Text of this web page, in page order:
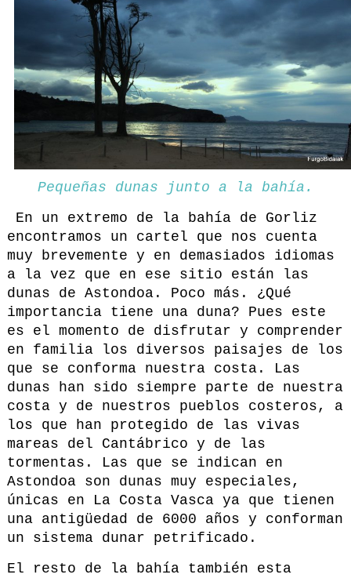
Pequeñas dunas junto a la bahía.
En un extremo de la bahía de Gorliz
encontramos un cartel que nos cuenta
muy brevemente y en demasiados idiomas
a la vez que en ese sitio están las
dunas de Astondoa. Poco más. ¿Qué
importancia tiene una duna? Pues este
es el momento de disfrutar y comprender
en familia los diversos paisajes de los
que se conforma nuestra costa. Las
dunas han sido siempre parte de nuestra
costa y de nuestros pueblos costeros, a
los que han protegido de las vivas
mareas del Cantábrico y de las
tormentas. Las que se indican en
Astondoa son dunas muy especiales,
únicas en La Costa Vasca ya que tienen
una antigüedad de 6000 años y conforman
un sistema dunar petrificado.
El resto de la bahía también esta